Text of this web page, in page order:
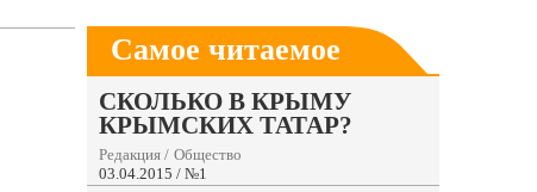
Самое читаемое
СКОЛЬКО В КРЫМУ
КРЫМСКИХ ТАТАР?
Редакция / Общество
03.04.2015 / №1